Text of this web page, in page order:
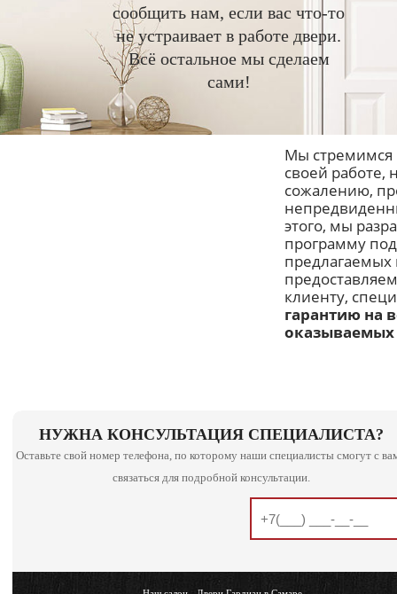
сообщить нам, если вас что-то
не устраивает в работе двери.
Всё остальное мы сделаем
сами!
Мы стремимся
своей работе,
сожалению,
этого, мы
программу
клиенту,
гарантию на
НУЖНА КОНСУЛЬТАЦИЯ СПЕЦИАЛИСТА?
Оставьте свой номер телефона, по которому наши специалисты смогут с
связаться для подробной консультации.